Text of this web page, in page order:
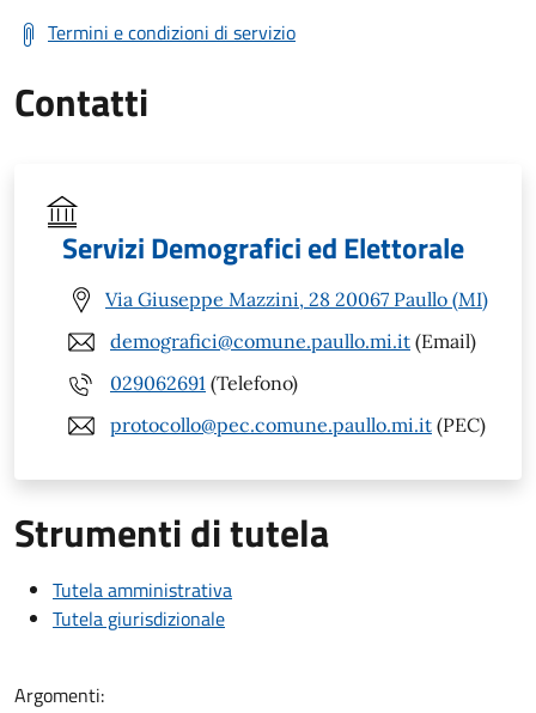
Termini e condizioni di servizio
Contatti
Servizi Demografici ed Elettorale
Via Giuseppe Mazzini, 28 20067 Paullo (MI)
demografici@comune.paullo.mi.it (Email)
029062691 (Telefono)
protocollo@pec.comune.paullo.mi.it (PEC)
Strumenti di tutela
Tutela amministrativa
Tutela giurisdizionale
Argomenti: